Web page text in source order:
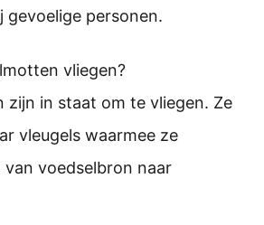
gevoelige personen.
vliegen?
zijn in staat om te vliegen. Ze
vleugels waarmee ze
van voedselbron naar